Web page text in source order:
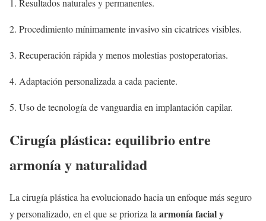
1. Resultados naturales y permanentes.
2. Procedimiento mínimamente invasivo sin cicatrices visibles.
3. Recuperación rápida y menos molestias postoperatorias.
4. Adaptación personalizada a cada paciente.
5. Uso de tecnología de vanguardia en implantación capilar.
Cirugía plástica: equilibrio entre
armonía y naturalidad
La cirugía plástica ha evolucionado hacia un enfoque más seguro
y personalizado, en el que se prioriza la armonía facial y